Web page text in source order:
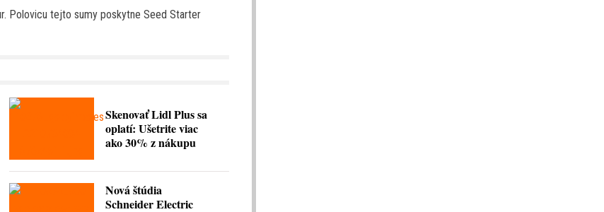
Polovicu tejto sumy poskytne Seed Starter
Skenovať Lidl Plus sa
oplatí: Ušetrite viac
ako 30% z nákupu
Nová štúdia
Schneider Electric